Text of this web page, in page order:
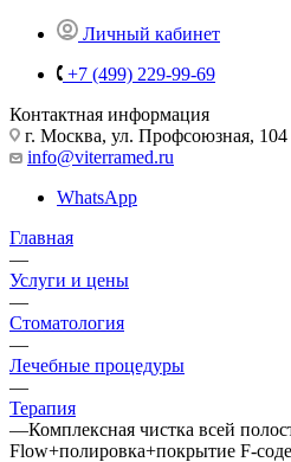
Личный кабинет
+7 (499) 229-99-69
Контактная информация
г. Москва, ул. Профсоюзная, 104
info@viterramed.ru
WhatsApp
Главная
—
Услуги и цены
—
Стоматология
—
Лечебные процедуры
—
Терапия
—Комплексная чистка всей
Flow+полировка+покрытие F-